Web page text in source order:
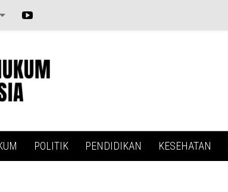
POLITIK PENDIDIKAN KESEHATAN